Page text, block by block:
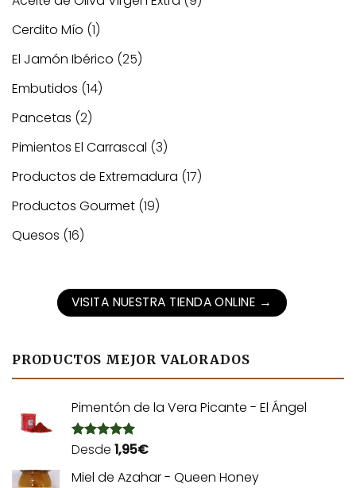
Cerdito Mío (1)
El Jamón Ibérico (25)
Embutidos (14)
Pancetas (2)
Pimientos El Carrascal (3)
Productos de Extremadura (17)
Productos Gourmet (19)
Quesos (16)
VISITA NUESTRA TIENDA ONLINE →
PRODUCTOS MEJOR VALORADOS
Pimentón de la Vera Picante - El Ángel
Valorado
de 5
Desde 1,95€
Miel de Azahar - Queen Honey